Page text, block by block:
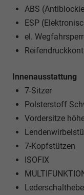
ABS
ESP
el.
Innenausstattung
7-Sitzer
Polsterstoff
Vordersitze
7-Kopfstützen
ISOFIX